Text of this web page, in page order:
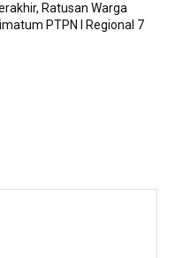
Ratusan Warga
PTPN I Regional 7